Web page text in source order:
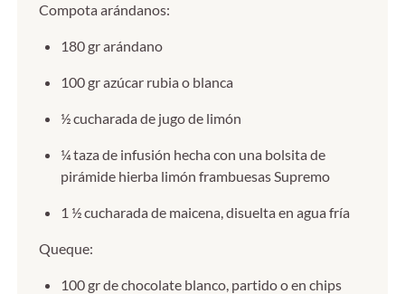
Compota arándanos:
180 gr arándano
100 gr azúcar rubia o blanca
½ cucharada de jugo de limón
¼ taza de infusión hecha con una bolsita de
pirámide hierba limón frambuesas Supremo
1 ½ cucharada de maicena, disuelta en agua fría
Queque:
100 gr de chocolate blanco, partido o en chips